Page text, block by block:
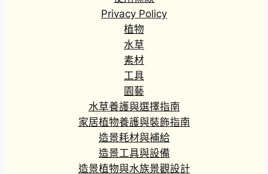
Privacy Policy
植物
水草
素材
工具
園藝
水草養護與選擇指南
家居植物養護與裝飾指南
造景耗材與補給
造景工具與設備
造景植物與水族景觀設計